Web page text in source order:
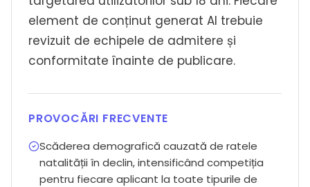
element de conținut generat AI trebuie
revizuit de echipele de admitere și
conformitate înainte de publicare.
PROVOCĂRI FRECVENTE
Scăderea demografică cauzată de ratele
natalității în declin, intensificând competiția
pentru fiecare aplicant la toate tipurile de